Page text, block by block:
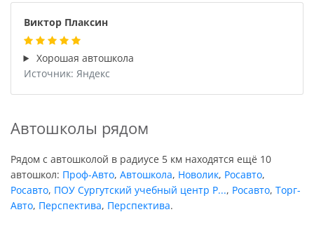
Виктор Плаксин
Хорошая автошкола
Источник: Яндекс
Автошколы рядом
Рядом с автошколой в радиусе 5 км находятся ещё 10
автошкол: Проф-Авто, Автошкола, Новолик, Росавто,
Росавто, ПОУ Сургутский учебный центр Р..., Росавто, Торг-
Авто, Перспектива, Перспектива.